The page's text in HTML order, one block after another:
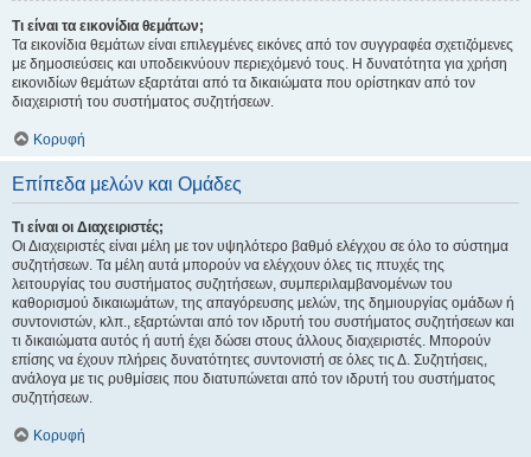
Τι είναι τα εικονίδια θεμάτων;
Τα εικονίδια θεμάτων είναι επιλεγμένες εικόνες από τον συγγραφέα σχετιζόμενες
με δημοσιεύσεις και υποδεικνύουν περιεχόμενό τους. Η δυνατότητα για χρήση
εικονιδίων θεμάτων εξαρτάται από τα δικαιώματα που ορίστηκαν από τον
διαχειριστή του συστήματος συζητήσεων.
Κορυφή
Επίπεδα μελών και Ομάδες
Τι είναι οι Διαχειριστές;
Οι Διαχειριστές είναι μέλη με τον υψηλότερο βαθμό ελέγχου σε όλο το σύστημα
συζητήσεων. Τα μέλη αυτά μπορούν να ελέγχουν όλες τις πτυχές της
λειτουργίας του συστήματος συζητήσεων, συμπεριλαμβανομένων του
καθορισμού δικαιωμάτων, της απαγόρευσης μελών, της δημιουργίας ομάδων ή
συντονιστών, κλπ., εξαρτώνται από τον ιδρυτή του συστήματος συζητήσεων και
τι δικαιώματα αυτός ή αυτή έχει δώσει στους άλλους διαχειριστές. Μπορούν
επίσης να έχουν πλήρεις δυνατότητες συντονιστή σε όλες τις Δ. Συζητήσεις,
ανάλογα με τις ρυθμίσεις που διατυπώνεται από τον ιδρυτή του συστήματος
συζητήσεων.
Κορυφή